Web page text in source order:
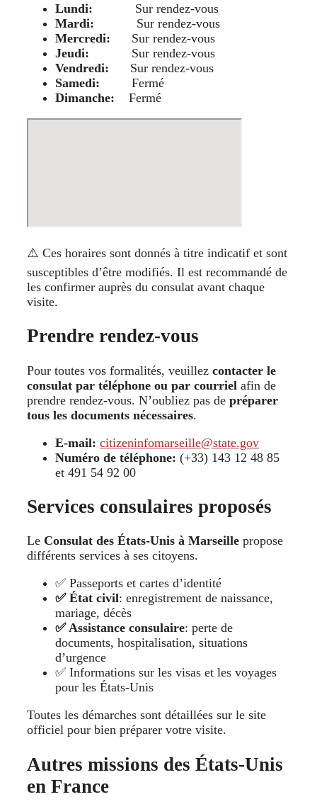
Lundi: Sur rendez-vous
Mardi: Sur rendez-vous
Mercredi: Sur rendez-vous
Jeudi: Sur rendez-vous
Vendredi: Sur rendez-vous
Samedi: Fermé
Dimanche: Fermé
⚠️ Ces horaires sont donnés à titre indicatif et sont
susceptibles d’être modifiés. Il est recommandé de
les confirmer auprès du consulat avant chaque
visite.
Prendre rendez-vous
Pour toutes vos formalités, veuillez contacter le
consulat par téléphone ou par courriel afin de
prendre rendez-vous. N’oubliez pas de préparer
tous les documents nécessaires.
E-mail: citizeninfomarseille@state.gov
Numéro de téléphone: (+33) 143 12 48 85
et 491 54 92 00
Services consulaires proposés
Le Consulat des États-Unis à Marseille propose
différents services à ses citoyens.
✅ Passeports et cartes d’identité
✅ État civil: enregistrement de naissance,
mariage, décès
✅ Assistance consulaire: perte de
documents, hospitalisation, situations
d’urgence
✅ Informations sur les visas et les voyages
pour les États-Unis
Toutes les démarches sont détaillées sur le site
officiel pour bien préparer votre visite.
Autres missions des États-Unis
en France